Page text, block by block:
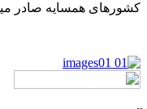
کشورهای همسایه صادر